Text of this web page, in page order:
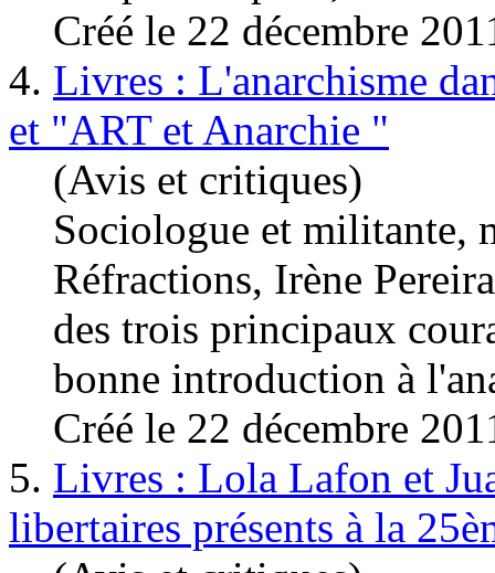
Créé le 22 décembre
4. Livres : L'anarchisme
et "ART et Anarchie "
(Avis et critiques)
Sociologue et militante,
Réfractions, Irène
des trois principaux
bonne introduction à
Créé le 22 décembre
5. Livres : Lola Lafon et
libertaires présents à la